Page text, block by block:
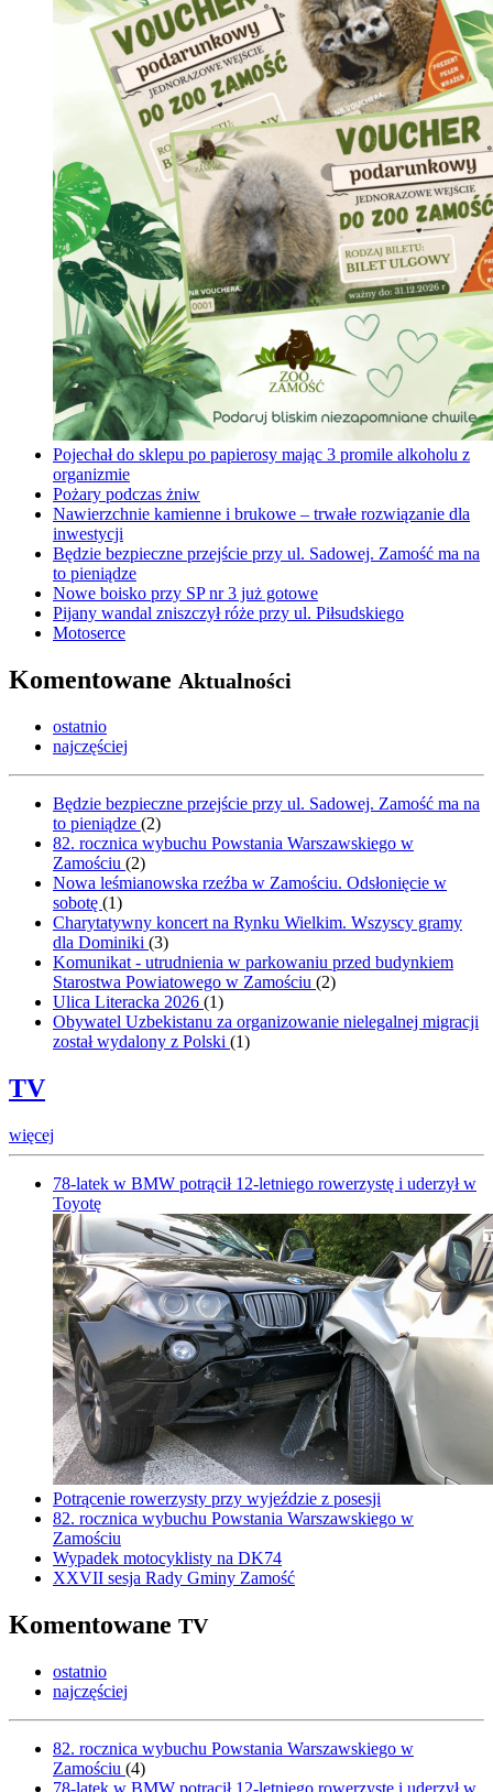
Pojechał do sklepu po papierosy mając 3 promile alkoholu z
organizmie
Pożary podczas żniw
Nawierzchnie kamienne i brukowe – trwałe rozwiązanie dla
inwestycji
Będzie bezpieczne przejście przy ul. Sadowej. Zamość ma na
to pieniądze
Nowe boisko przy SP nr 3 już gotowe
Pijany wandal zniszczył róże przy ul. Piłsudskiego
Motoserce
Komentowane Aktualności
ostatnio
najczęściej
Będzie bezpieczne przejście przy ul. Sadowej. Zamość ma na
to pieniądze (2)
82. rocznica wybuchu Powstania Warszawskiego w
Zamościu (2)
Nowa leśmianowska rzeźba w Zamościu. Odsłonięcie w
sobotę (1)
Charytatywny koncert na Rynku Wielkim. Wszyscy gramy
dla Dominiki (3)
Komunikat - utrudnienia w parkowaniu przed budynkiem
Starostwa Powiatowego w Zamościu (2)
Ulica Literacka 2026 (1)
Obywatel Uzbekistanu za organizowanie nielegalnej migracji
został wydalony z Polski (1)
TV
więcej
78-latek w BMW potrącił 12-letniego rowerzystę i uderzył w
Toyotę
Potrącenie rowerzysty przy wyjeździe z posesji
82. rocznica wybuchu Powstania Warszawskiego w
Zamościu
Wypadek motocyklisty na DK74
XXVII sesja Rady Gminy Zamość
Komentowane TV
ostatnio
najczęściej
82. rocznica wybuchu Powstania Warszawskiego w
Zamościu (4)
78-latek w BMW potrącił 12-letniego rowerzystę i uderzył w